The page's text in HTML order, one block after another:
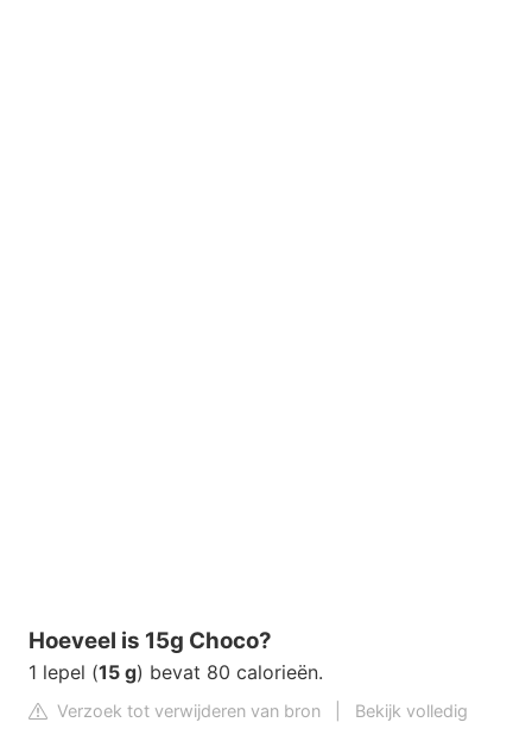
Hoeveel is 15g Choco?
1 lepel (15 g) bevat 80 calorieën.
Verzoek tot verwijderen van bron
Bekijk volledig